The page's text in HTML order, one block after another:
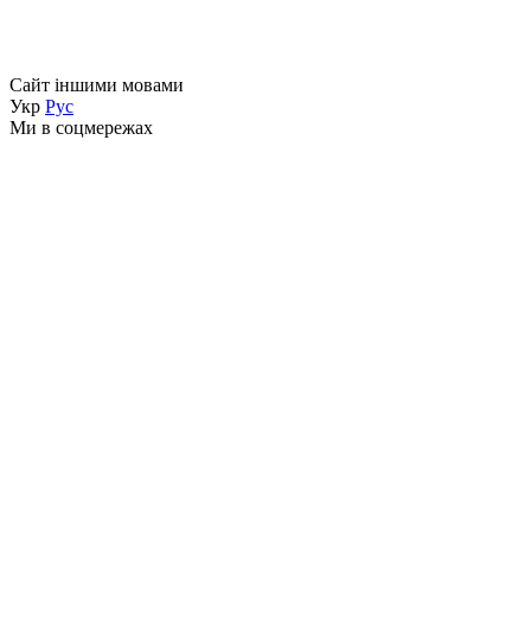
Сайт іншими мовами
Укр Рус
Ми в соцмережах